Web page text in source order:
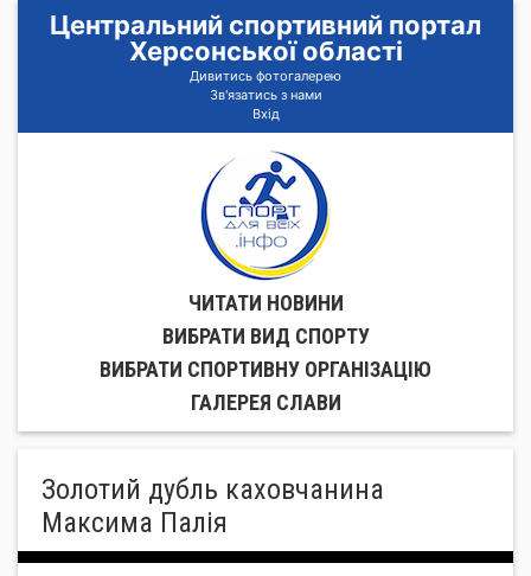
Центральний спортивний портал
Херсонської області
Дивитись фотогалерею
Зв'язатись з нами
Вхід
ЧИТАТИ НОВИНИ
ВИБРАТИ ВИД СПОРТУ
ВИБРАТИ СПОРТИВНУ ОРГАНIЗАЦIЮ
ГАЛЕРЕЯ СЛАВИ
Золотий дубль каховчанина
Максима Палія